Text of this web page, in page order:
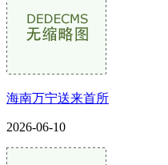
海南万宁送来首所
2026-06-10